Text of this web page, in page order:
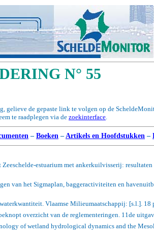
N° 55
gelieve de gepaste link te volgen op de
te raadplegen via de zoekinterface.
– Boeken – Artikels en Hoofdstukken –
estuarium met ankerkuilvisserij:
van het Sigmaplan, baggeractiviteiten en
Vlaamse Milieumaatschappij: [s.l.]. 18
overzicht van de reglementeringen. 11de
of wetland hydrological dynamics and the